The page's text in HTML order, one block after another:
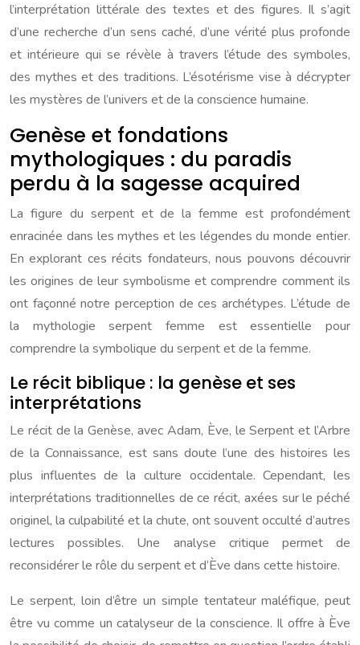
l’interprétation littérale des textes et des figures. Il s’agit
d’une recherche d’un sens caché, d’une vérité plus profonde
et intérieure qui se révèle à travers l’étude des symboles,
des mythes et des traditions. L’ésotérisme vise à décrypter
les mystères de l’univers et de la conscience humaine.
Genèse et fondations
mythologiques : du paradis
perdu à la sagesse acquired
La figure du serpent et de la femme est profondément
enracinée dans les mythes et les légendes du monde entier.
En explorant ces récits fondateurs, nous pouvons découvrir
les origines de leur symbolisme et comprendre comment ils
ont façonné notre perception de ces archétypes. L’étude de
la mythologie serpent femme est essentielle pour
comprendre la symbolique du serpent et de la femme.
Le récit biblique : la genèse et ses
interprétations
Le récit de la Genèse, avec Adam, Ève, le Serpent et l’Arbre
de la Connaissance, est sans doute l’une des histoires les
plus influentes de la culture occidentale. Cependant, les
interprétations traditionnelles de ce récit, axées sur le péché
originel, la culpabilité et la chute, ont souvent occulté d’autres
lectures possibles. Une analyse critique permet de
reconsidérer le rôle du serpent et d’Ève dans cette histoire.
Le serpent, loin d’être un simple tentateur maléfique, peut
être vu comme un catalyseur de la conscience. Il offre à Ève